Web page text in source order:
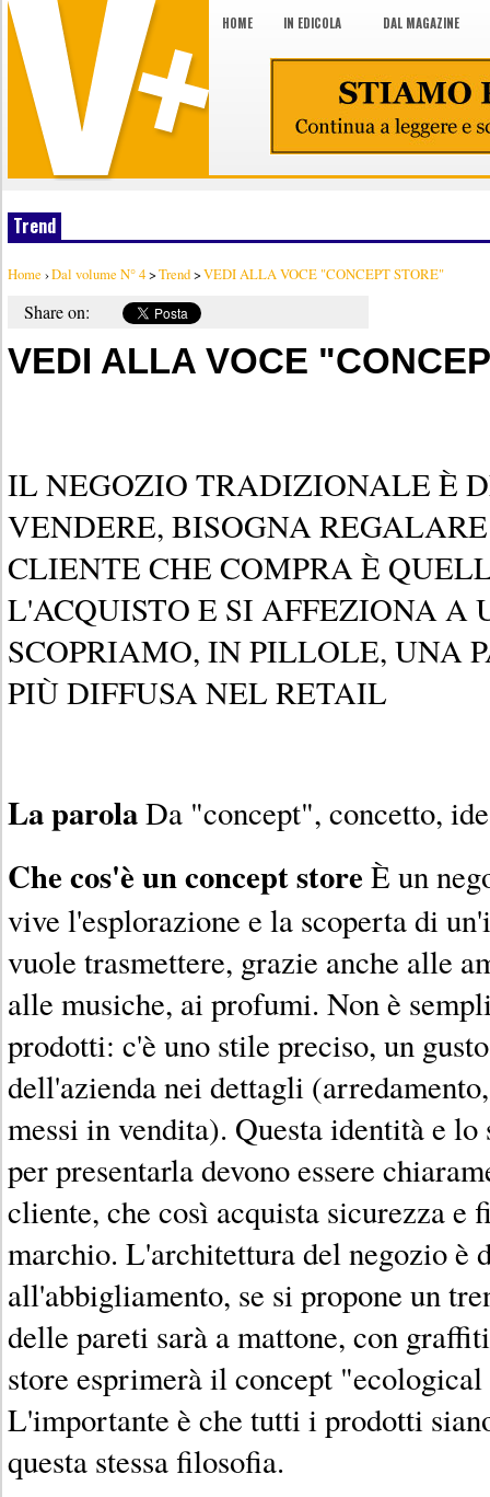
HOME IN EDICOLA DAL MAGAZINE
Trend
Home ›Dal volume N° 4>Trend>VEDI ALLA VOCE "CONCEPT STORE"
Share on:
VEDI ALLA VOCE
IL NEGOZIO TRADIZIONALE È
VENDERE, BISOGNA
CLIENTE CHE COMPRA È
L'ACQUISTO E SI AFFEZIONA A
SCOPRIAMO, IN PILLOLE, UNA
PIÙ DIFFUSA NEL RETAIL
La parolaDa "concept", concetto,
Che cos'è un concept store È un
vive l'esplorazione e la scoperta di
vuole trasmettere, grazie anche alle
alle musiche, ai profumi. Non è
prodotti: c'è uno stile preciso, un
dell'azienda nei dettagli
messi in vendita). Questa identità e
per presentarla devono essere
cliente, che così acquista sicurezza e
marchio. L'architettura del negozio è
all'abbigliamento, se si propone un
delle pareti sarà a mattone, con
store esprimerà il concept
L'importante è che tutti i prodotti
questa stessa filosofia.